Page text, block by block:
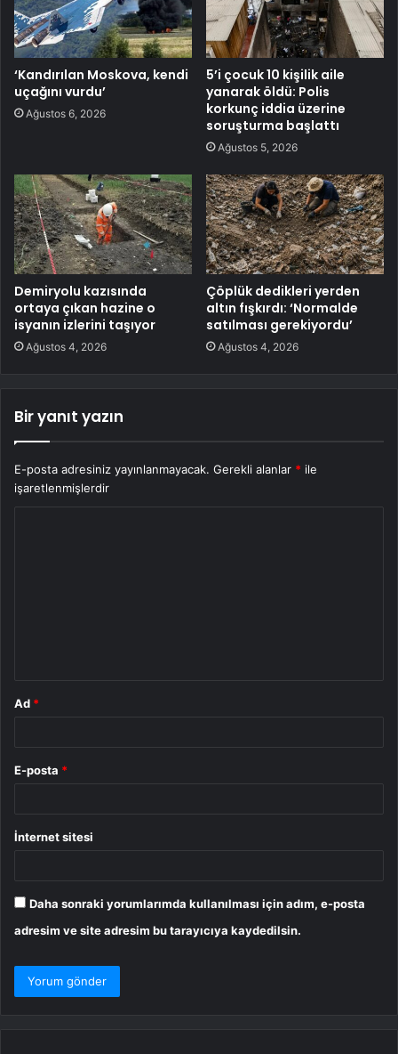
‘Kandırılan Moskova, kendi
uçağını vurdu’
Ağustos 6, 2026
5’i çocuk 10 kişilik aile
yanarak öldü: Polis
korkunç iddia üzerine
soruşturma başlattı
Ağustos 5, 2026
Demiryolu kazısında
ortaya çıkan hazine o
isyanın izlerini taşıyor
Ağustos 4, 2026
Çöplük dedikleri yerden
altın fışkırdı: ‘Normalde
satılması gerekiyordu’
Ağustos 4, 2026
Bir yanıt yazın
E-posta adresiniz yayınlanmayacak. Gerekli alanlar * ile
işaretlenmişlerdir
Ad *
E-posta *
İnternet sitesi
Daha sonraki yorumlarımda kullanılması için adım, e-posta
adresim ve site adresim bu tarayıcıya kaydedilsin.